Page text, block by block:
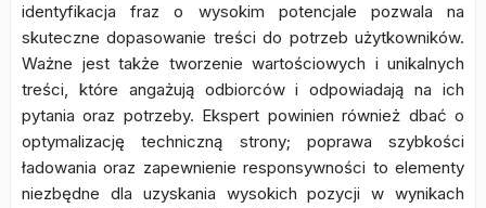
identyfikacja fraz o wysokim potencjale pozwala na
skuteczne dopasowanie treści do potrzeb użytkowników.
Ważne jest także tworzenie wartościowych i unikalnych
treści, które angażują odbiorców i odpowiadają na ich
pytania oraz potrzeby. Ekspert powinien również dbać o
optymalizację techniczną strony; poprawa szybkości
ładowania oraz zapewnienie responsywności to elementy
niezbędne dla uzyskania wysokich pozycji w wynikach